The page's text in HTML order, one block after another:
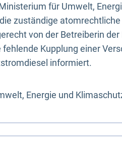
für Umwelt,
zuständige atomrechtliche
von der Betreiberin der
fehlende Kupplung einer
informiert.
Energie und